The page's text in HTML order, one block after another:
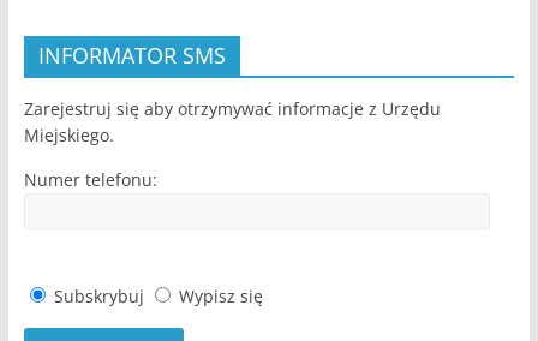
INFORMATOR SMS
Zarejestruj się aby otrzymywać informacje z Urzędu
Miejskiego.
Numer telefonu:
Subskrybuj Wypisz się